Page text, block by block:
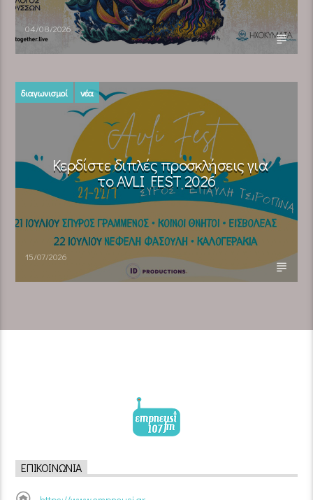
04/08/2026
διαγωνισμοί νέα
Κερδίστε διπλές προσκλήσεις για
το AVLI FEST 2026
15/07/2026
ΕΠΙΚΟΙΝΩΝΊΑ